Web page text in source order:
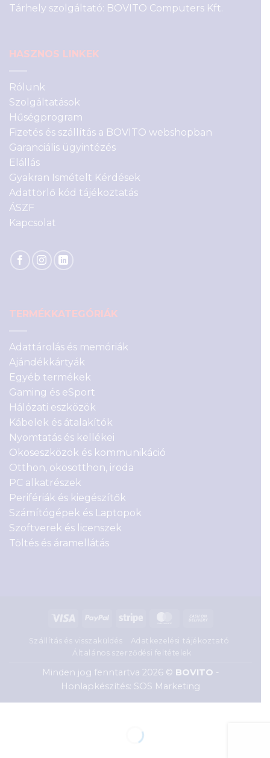
Tárhely szolgáltató: BOVITO Computers Kft.
HASZNOS LINKEK
Rólunk
Szolgáltatások
Hűségprogram
Fizetés és szállítás a BOVITO webshopban
Garanciális ügyintézés
Elállás
Gyakran Ismételt Kérdések
Adattörlő kód tájékoztatás
ÁSZF
Kapcsolat
TERMÉKKATEGÓRIÁK
Adattárolás és memóriák
Ajándékkártyák
Egyéb termékek
Gaming és eSport
Hálózati eszközök
Kábelek és átalakítók
Nyomtatás és kellékei
Okoseszközök és kommunikáció
Otthon, okosotthon, iroda
PC alkatrészek
Perifériák és kiegészítők
Számítógépek és Laptopok
Szoftverek és licenszek
Töltés és áramellátás
Visa PayPal Stripe MasterCard
Delivery
Szállítás és visszaküldés
Adatkezelési tájékoztató
Általános szerződési feltételek
Minden jog fenntartva 2026 © BOVITO -
Honlapkészítés: SOS Marketing